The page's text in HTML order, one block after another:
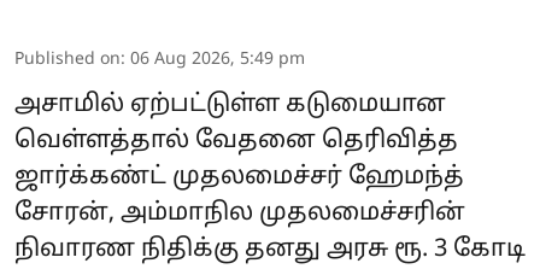
Published on: 06 Aug 2026, 5:49 pm
அசாமில் ஏற்பட்டுள்ள கடுமையான
வெள்ளத்தால் வேதனை தெரிவித்த
ஜார்க்கண்ட் முதலமைச்சர் ஹேமந்த்
சோரன், அம்மாநில முதலமைச்சரின்
நிவாரண நிதிக்கு தனது அரசு ரூ. 3 கோடி